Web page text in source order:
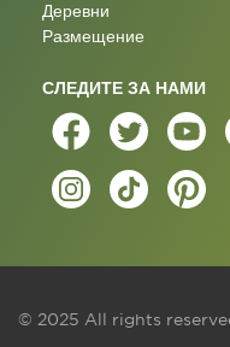
Деревни
Размещение
СЛЕДИТЕ ЗА НАМИ
© 2025 All rights